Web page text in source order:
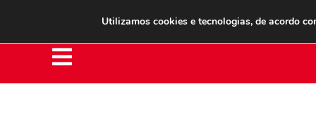
Clube do Assinante Área do Assinante
Utilizamos cookies e tecnologias, de acordo